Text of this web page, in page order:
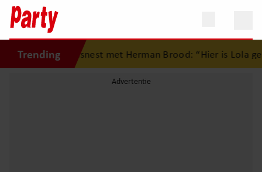
Trending
eerste liefdesnest met Herman Brood: “Hier is Lola